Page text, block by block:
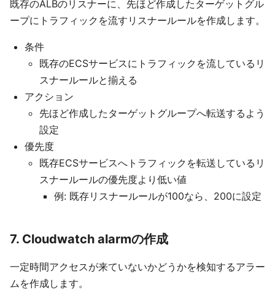
既存のALBのリスナーに、先ほど作成したターゲットグル
ープにトラフィックを流すリスナールールを作成します。
条件
既存のECSサービスにトラフィックを流しているリ
スナールールと揃える
アクション
先ほど作成したターゲットグループへ転送するよう
設定
優先度
既存ECSサービスへトラフィックを転送しているリ
スナールールの優先度より低い値
例: 既存リスナールールが100なら、200に設定
7. Cloudwatch alarmの作成
一定時間アクセスが来ていないかどうかを検知するアラー
ムを作成します。